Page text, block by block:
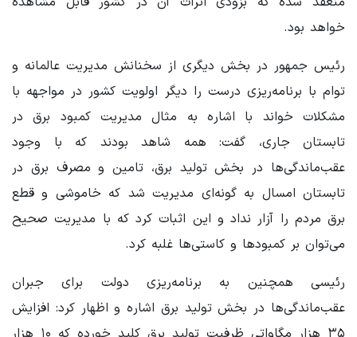
خواهد بود.
رئیس جمهور در بخش دیگری از سخنانش مدیریت عالمانه و
توام با برنامه‌ریزی درست را دیگر اولویت کشور در مواجهه با
مشکلات خواند با اشاره به مثال مدیریت کمبود برق در
تابستان جاری، گفت: همه شاهد بودند که با وجود
عقب‌ماندگی‌ها در بخش تولید برق، تامین و مصرف برق در
تابستان امسال به گونه‌ای مدیریت شد که خاموشی و قطع
برق مردم را آزار نداد و این اثبات کرد که با مدیریت صحیح
می‌توان بر کمبودها و کاستی‌ها غلبه کرد.
رئیسی همچنین به برنامه‌ریزی دولت برای جبران
عقب‌ماندگی‌ها در بخش تولید برق اشاره و اظهار کرد: افزایش